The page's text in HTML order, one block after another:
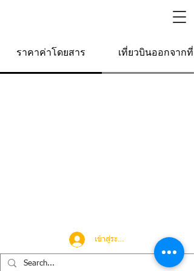
ราคาค่าโดยสาร เที่ยวบินออกจากที่นี่
เข้าสู่ระบบ